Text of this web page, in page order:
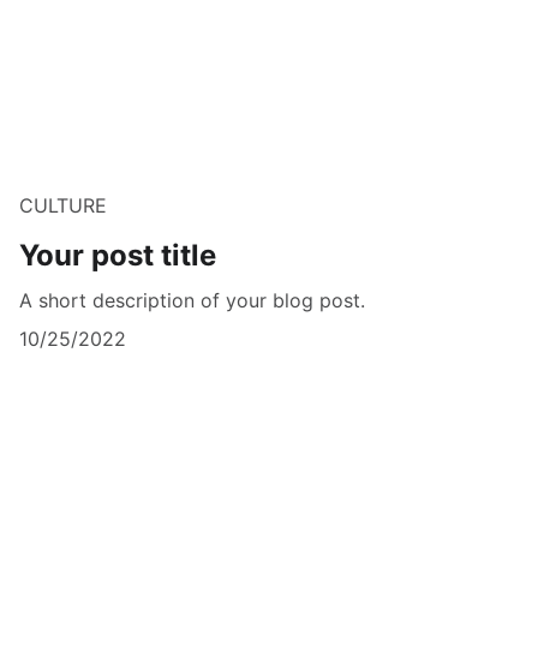
CULTURE
Your post title
A short description of your blog post.
10/25/2022